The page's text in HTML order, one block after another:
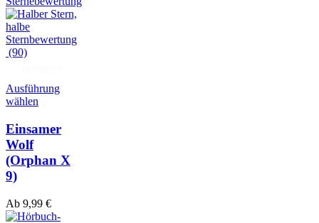
(90)
Ausführung
wählen
Einsamer
Wolf
(Orphan X
9)
Ab 9,99 €